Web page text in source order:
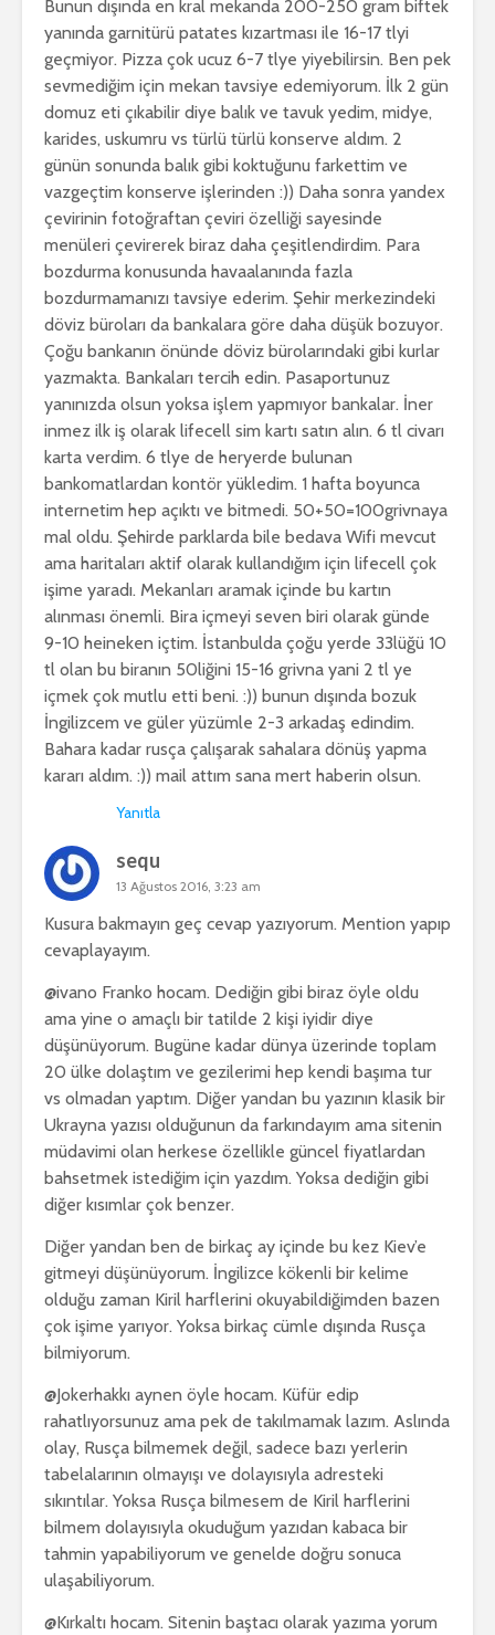
Bunun dışında en kral mekanda 200-250 gram biftek
yanında garnitürü patates kızartması ile 16-17 tlyi
geçmiyor. Pizza çok ucuz 6-7 tlye yiyebilirsin. Ben pek
sevmediğim için mekan tavsiye edemiyorum. İlk 2 gün
domuz eti çıkabilir diye balık ve tavuk yedim, midye,
karides, uskumru vs türlü türlü konserve aldım. 2
günün sonunda balık gibi koktuğunu farkettim ve
vazgeçtim konserve işlerinden :)) Daha sonra yandex
çevirinin fotoğraftan çeviri özelliği sayesinde
menüleri çevirerek biraz daha çeşitlendirdim. Para
bozdurma konusunda havaalanında fazla
bozdurmamanızı tavsiye ederim. Şehir merkezindeki
döviz büroları da bankalara göre daha düşük bozuyor.
Çoğu bankanın önünde döviz bürolarındaki gibi kurlar
yazmakta. Bankaları tercih edin. Pasaportunuz
yanınızda olsun yoksa işlem yapmıyor bankalar. İner
inmez ilk iş olarak lifecell sim kartı satın alın. 6 tl civarı
karta verdim. 6 tlye de heryerde bulunan
bankomatlardan kontör yükledim. 1 hafta boyunca
internetim hep açıktı ve bitmedi. 50+50=100grivnaya
mal oldu. Şehirde parklarda bile bedava Wifi mevcut
ama haritaları aktif olarak kullandığım için lifecell çok
işime yaradı. Mekanları aramak içinde bu kartın
alınması önemli. Bira içmeyi seven biri olarak günde
9-10 heineken içtim. İstanbulda çoğu yerde 33lüğü 10
tl olan bu biranın 50liğini 15-16 grivna yani 2 tl ye
içmek çok mutlu etti beni. :)) bunun dışında bozuk
İngilizcem ve güler yüzümle 2-3 arkadaş edindim.
Bahara kadar rusça çalışarak sahalara dönüş yapma
kararı aldım. :)) mail attım sana mert haberin olsun.
Yanıtla
sequ
13 Ağustos 2016, 3:23 am
Kusura bakmayın geç cevap yazıyorum. Mention yapıp
cevaplayayım.
@ivano Franko hocam. Dediğin gibi biraz öyle oldu
ama yine o amaçlı bir tatilde 2 kişi iyidir diye
düşünüyorum. Bugüne kadar dünya üzerinde toplam
20 ülke dolaştım ve gezilerimi hep kendi başıma tur
vs olmadan yaptım. Diğer yandan bu yazının klasik bir
Ukrayna yazısı olduğunun da farkındayım ama sitenin
müdavimi olan herkese özellikle güncel fiyatlardan
bahsetmek istediğim için yazdım. Yoksa dediğin gibi
diğer kısımlar çok benzer.
Diğer yandan ben de birkaç ay içinde bu kez Kiev’e
gitmeyi düşünüyorum. İngilizce kökenli bir kelime
olduğu zaman Kiril harflerini okuyabildiğimden bazen
çok işime yarıyor. Yoksa birkaç cümle dışında Rusça
bilmiyorum.
@Jokerhakkı aynen öyle hocam. Küfür edip
rahatlıyorsunuz ama pek de takılmamak lazım. Aslında
olay, Rusça bilmemek değil, sadece bazı yerlerin
tabelalarının olmayışı ve dolayısıyla adresteki
sıkıntılar. Yoksa Rusça bilmesem de Kiril harflerini
bilmem dolayısıyla okuduğum yazıdan kabaca bir
tahmin yapabiliyorum ve genelde doğru sonuca
ulaşabiliyorum.
@Kırkaltı hocam. Sitenin baştacı olarak yazıma yorum